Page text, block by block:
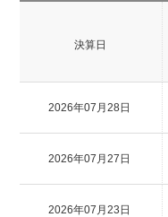
決算日
2026年07月28日
2026年07月27日
2026年07月23日